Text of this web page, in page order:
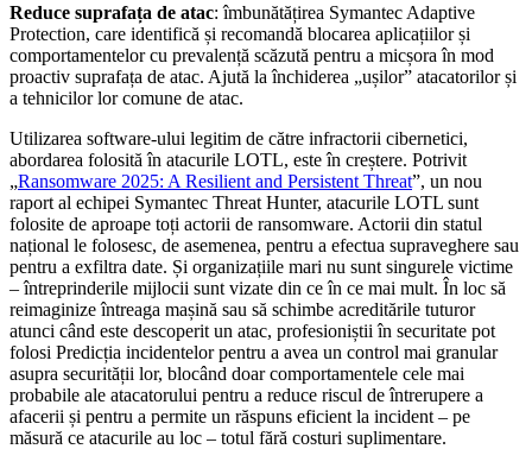
Reduce suprafața de atac: îmbunătățirea Symantec Adaptive
Protection, care identifică și recomandă blocarea aplicațiilor și
comportamentelor cu prevalență scăzută pentru a micșora în mod
proactiv suprafața de atac. Ajută la închiderea „ușilor” atacatorilor și
a tehnicilor lor comune de atac.
Utilizarea software-ului legitim de către infractorii cibernetici,
abordarea folosită în atacurile LOTL, este în creștere. Potrivit
„Ransomware 2025: A Resilient and Persistent Threat”, un nou
raport al echipei Symantec Threat Hunter, atacurile LOTL sunt
folosite de aproape toți actorii de ransomware. Actorii din statul
național le folosesc, de asemenea, pentru a efectua supraveghere sau
pentru a exfiltra date. Și organizațiile mari nu sunt singurele victime
– întreprinderile mijlocii sunt vizate din ce în ce mai mult. În loc să
reimaginize întreaga mașină sau să schimbe acreditările tuturor
atunci când este descoperit un atac, profesioniștii în securitate pot
folosi Predicția incidentelor pentru a avea un control mai granular
asupra securității lor, blocând doar comportamentele cele mai
probabile ale atacatorului pentru a reduce riscul de întrerupere a
afacerii și pentru a permite un răspuns eficient la incident – pe
măsură ce atacurile au loc – totul fără costuri suplimentare.